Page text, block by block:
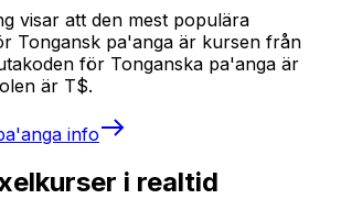
visar att den mest populära
Tongansk pa'anga är kursen från
för Tonganska pa'anga är
är T$.
info
i realtid